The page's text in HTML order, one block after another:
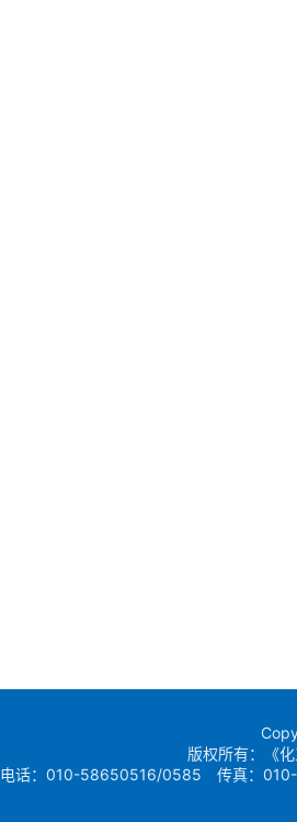
版权所有：《
电话：010-58650516/0585 传真：